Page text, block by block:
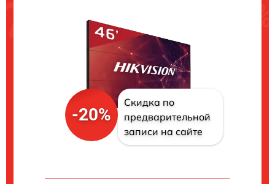
-20%
Скидка по
предварительной
записи на сайте